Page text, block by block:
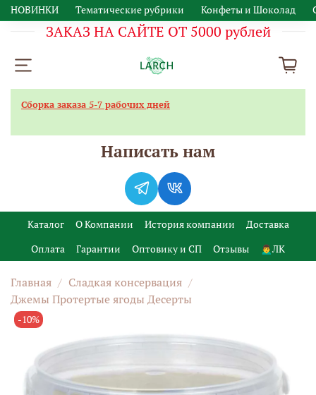
НОВИНКИ Тематические рубрики Конфеты и Шоколад
ЗАКАЗ НА САЙТЕ ОТ 5000 рублей
Каталог О Компании История компании
Доставка
Оплата
Гарантии Оптовику и СП Отзывы 🙍‍♂️ЛК
Главная
Сладкая консервация
Джемы Протертые ягоды Десерты
-10%
Сборка заказа 5-7 рабочих дней
Написать нам